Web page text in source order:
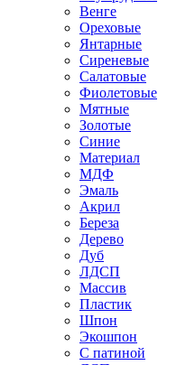
Венге
Ореховые
Янтарные
Сиреневые
Салатовые
Фиолетовые
Мятные
Золотые
Синие
Материал
МДФ
Эмаль
Акрил
Береза
Дерево
Дуб
ЛДСП
Массив
Пластик
Шпон
Экошпон
С патиной